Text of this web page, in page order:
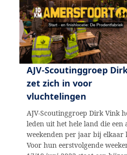
AJV-Scoutinggroep
zet zich in voor
vluchtelingen
AJV-Scoutinggroep Dirk Vink
leden uit het hele land die een
weekenden per jaar bij elkaar
Voor hun eerstvolgende